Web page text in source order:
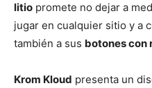
litio promete no dejar a
jugar en cualquier sitio y a
también a sus botones con
Krom Kloud presenta un